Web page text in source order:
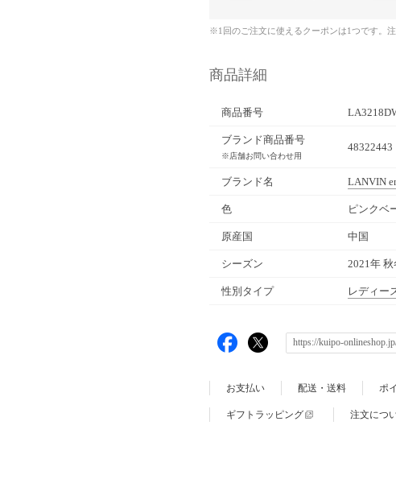
※1回のご注文に使えるクーポンは1つです。注
商品詳細
商品番号
ブランド商品番号
※店舗お問い合わせ用
48322443
ブランド名 LANVIN
色 ピンクベ
原産国 中国
シーズン 2021年 秋
性別タイプ レディー
お支払い 配送・送料 ポ
ギフトラッピング 注文につ